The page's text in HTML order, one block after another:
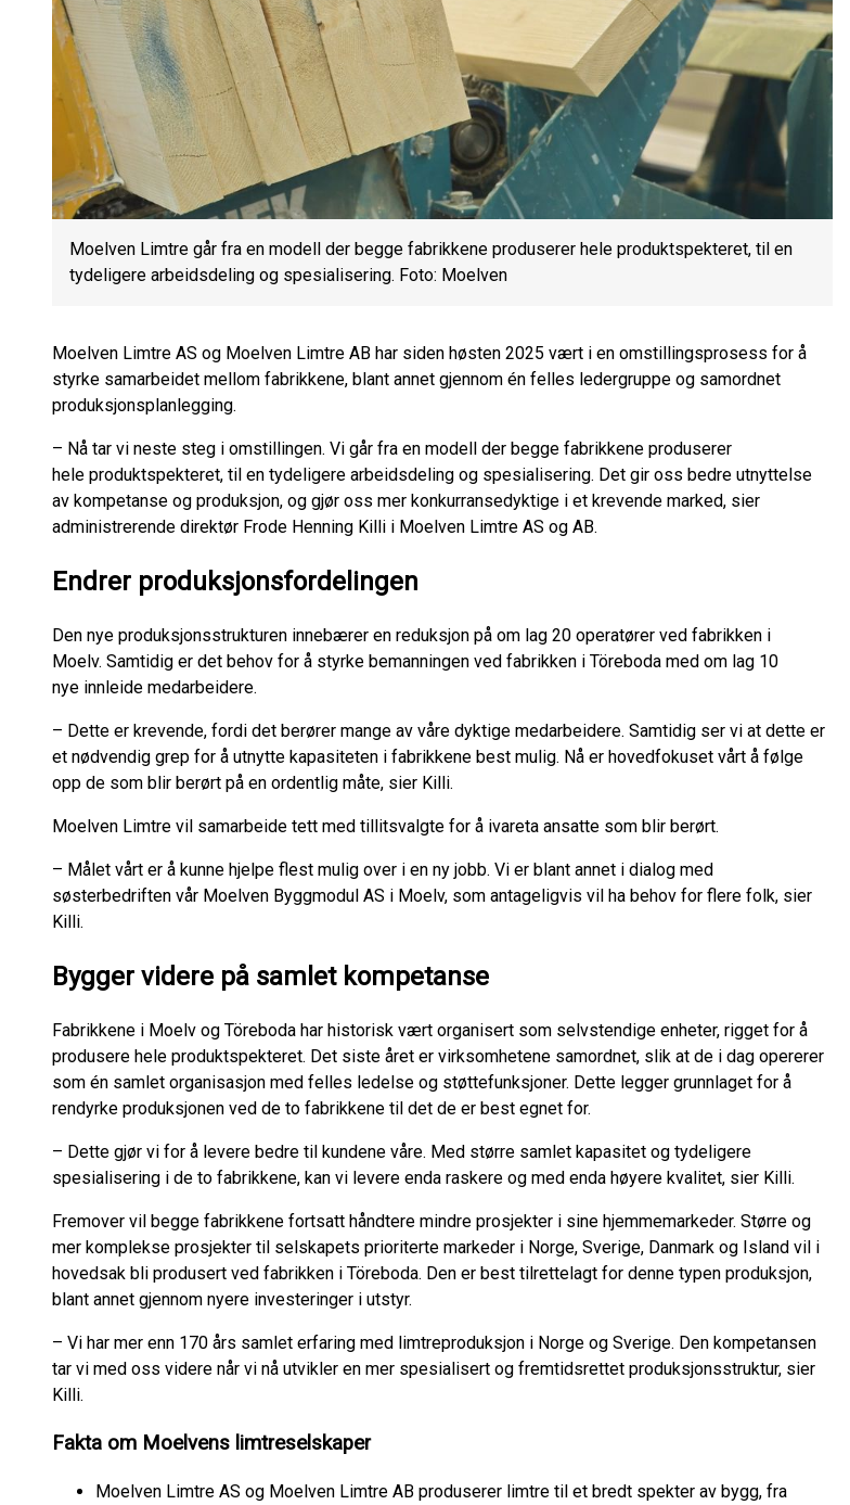
Moelven Limtre går fra en modell der begge fabrikkene produserer hele produktspekteret, til en
tydeligere arbeidsdeling og spesialisering. Foto: Moelven
Moelven Limtre AS og Moelven Limtre AB har siden høsten 2025 vært i en omstillingsprosess for å
styrke samarbeidet mellom fabrikkene, blant annet gjennom én felles ledergruppe og samordnet
produksjonsplanlegging.
– Nå tar vi neste steg i omstillingen. Vi går fra en modell der begge fabrikkene produserer
hele produktspekteret, til en tydeligere arbeidsdeling og spesialisering. Det gir oss bedre utnyttelse
av kompetanse og produksjon, og gjør oss mer konkurransedyktige i et krevende marked, sier
administrerende direktør Frode Henning Killi i Moelven Limtre AS og AB.
Endrer produksjonsfordelingen
Den nye produksjonsstrukturen innebærer en reduksjon på om lag 20 operatører ved fabrikken i
Moelv. Samtidig er det behov for å styrke bemanningen ved fabrikken i Töreboda med om lag 10
nye innleide medarbeidere.
– Dette er krevende, fordi det berører mange av våre dyktige medarbeidere. Samtidig ser vi at dette er
et nødvendig grep for å utnytte kapasiteten i fabrikkene best mulig. Nå er hovedfokuset vårt å følge
opp de som blir berørt på en ordentlig måte, sier Killi.
Moelven Limtre vil samarbeide tett med tillitsvalgte for å ivareta ansatte som blir berørt.
– Målet vårt er å kunne hjelpe flest mulig over i en ny jobb. Vi er blant annet i dialog med
søsterbedriften vår Moelven Byggmodul AS i Moelv, som antageligvis vil ha behov for flere folk, sier
Killi.
Bygger videre på samlet kompetanse
Fabrikkene i Moelv og Töreboda har historisk vært organisert som selvstendige enheter, rigget for å
produsere hele produktspekteret. Det siste året er virksomhetene samordnet, slik at de i dag opererer
som én samlet organisasjon med felles ledelse og støttefunksjoner. Dette legger grunnlaget for å
rendyrke produksjonen ved de to fabrikkene til det de er best egnet for.
– Dette gjør vi for å levere bedre til kundene våre. Med større samlet kapasitet og tydeligere
spesialisering i de to fabrikkene, kan vi levere enda raskere og med enda høyere kvalitet, sier Killi.
Fremover vil begge fabrikkene fortsatt håndtere mindre prosjekter i sine hjemmemarkeder. Større og
mer komplekse prosjekter til selskapets prioriterte markeder i Norge, Sverige, Danmark og Island vil i
hovedsak bli produsert ved fabrikken i Töreboda. Den er best tilrettelagt for denne typen produksjon,
blant annet gjennom nyere investeringer i utstyr.
– Vi har mer enn 170 års samlet erfaring med limtreproduksjon i Norge og Sverige. Den kompetansen
tar vi med oss videre når vi nå utvikler en mer spesialisert og fremtidsrettet produksjonsstruktur, sier
Killi.
Fakta om Moelvens limtreselskaper
Moelven Limtre AS og Moelven Limtre AB produserer limtre til et bredt spekter av bygg, fra